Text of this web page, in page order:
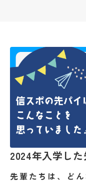
2024年入学し
先輩たちは、ど